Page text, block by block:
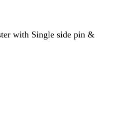
with Single side pin &